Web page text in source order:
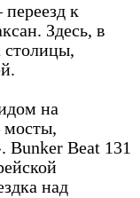
к
Здесь, в
столицы,
на
Bunker Beat 131
над